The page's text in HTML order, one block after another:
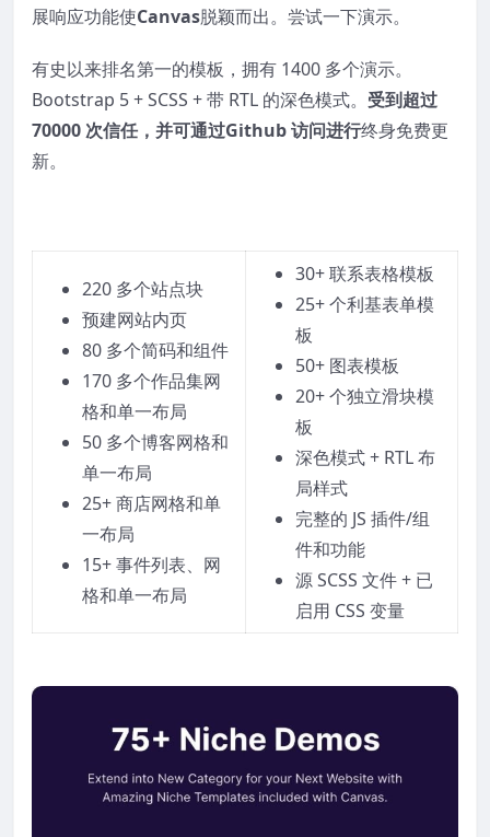
展响应功能使Canvas脱颖而出。尝试一下演示。
有史以来排名第一的模板，拥有 1400 多个演示。
Bootstrap 5 + SCSS + 带 RTL 的深色模式。 受到超过
70000 次信任，并可通过Github 访问进行终身免费更
新。
220 多个站点块
预建网站内页
80 多个简码和组件
170 多个作品集网
格和单一布局
50 多个博客网格和
单一布局
25+ 商店网格和单
一布局
15+ 事件列表、网
格和单一布局
30+ 联系表格模板
25+ 个利基表单模
板
50+ 图表模板
20+ 个独立滑块模
板
深色模式 + RTL 布
局样式
完整的 JS 插件/组
件和功能
源 SCSS 文件 + 已
启用 CSS 变量